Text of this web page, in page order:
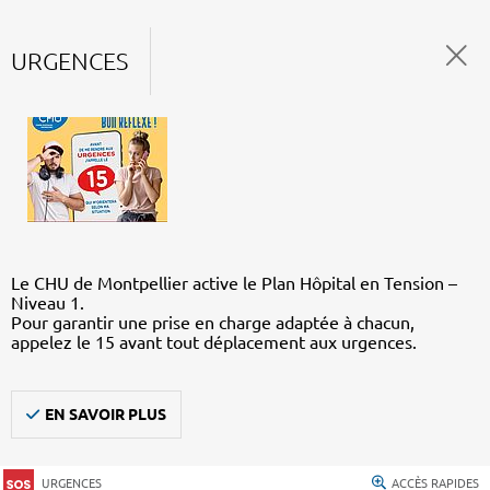
URGENCES
Le CHU de Montpellier active le Plan Hôpital en Tension –
Niveau 1.
Pour garantir une prise en charge adaptée à chacun,
appelez le 15 avant tout déplacement aux urgences.
EN SAVOIR PLUS
URGENCES ACCÈS RAPIDES